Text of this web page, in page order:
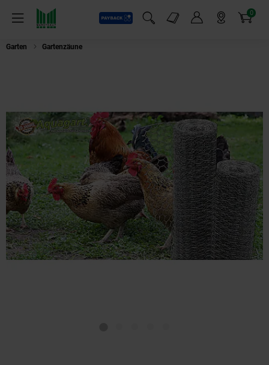
Menü
Payback
Suchfeld einblenden
Markt-Angebote 0
Artikel
Garten Gartenzäune